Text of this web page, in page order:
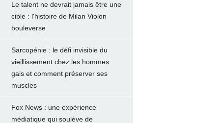
Le talent ne devrait jamais être une
cible : l'histoire de Milan Violon
bouleverse
Sarcopénie : le défi invisible du
vieillissement chez les hommes
gais et comment préserver ses
muscles
Fox News : une expérience
médiatique qui soulève de